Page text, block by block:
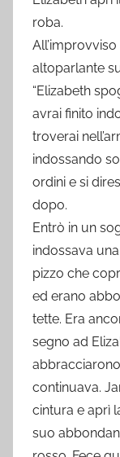
roba.
altoparlante
“Elizabeth
avrai finito
troverai
indossando
ordini e si
dopo.
Entrò in un
indossava
pizzo che
ed erano
tette. Era
segno ad
continuava.
cintura e aprì
suo